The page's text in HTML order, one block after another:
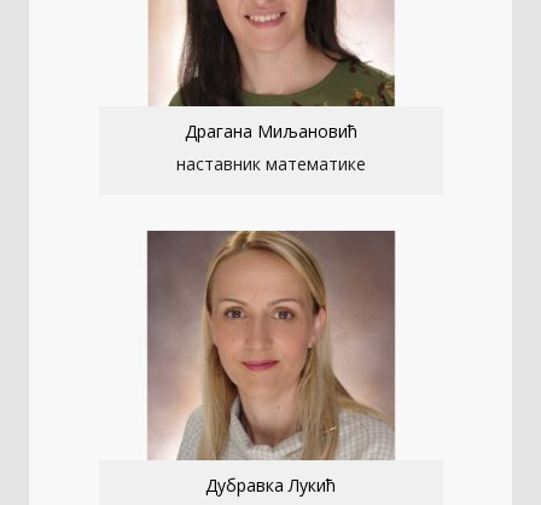
Драгана Миљановић
наставник математике
Дубравка Лукић